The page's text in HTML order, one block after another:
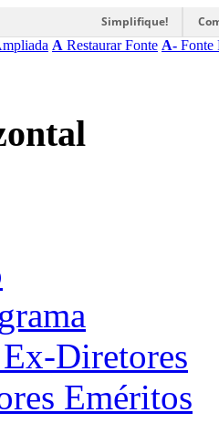
Simplifique!
A Restaurar Fonte A- Fonte
Diretores
Eméritos